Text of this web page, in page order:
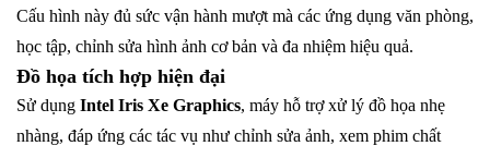
Cấu hình này đủ sức vận hành mượt mà các ứng dụng văn phòng,
học tập, chỉnh sửa hình ảnh cơ bản và đa nhiệm hiệu quả.
Đồ họa tích hợp hiện đại
Sử dụng Intel Iris Xe Graphics, máy hỗ trợ xử lý đồ họa nhẹ
nhàng, đáp ứng các tác vụ như chỉnh sửa ảnh, xem phim chất